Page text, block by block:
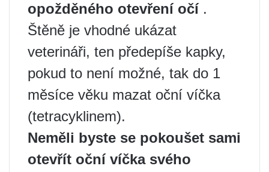
opožděného otevření očí.
Štěně je vhodné ukázat
veterináři, ten předepíše kapky,
pokud to není možné, tak do 1
měsíce věku mazat oční víčka
(tetracyklinem).
Neměli byste se pokoušet sami
otevřít oční víčka svého